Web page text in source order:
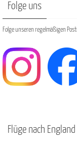
Folge uns
Folge unseren regelmäßigen
Flüge nach England